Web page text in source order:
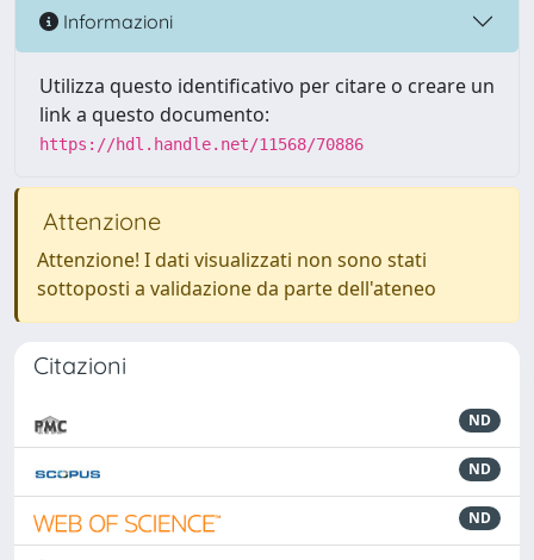
Informazioni
Utilizza questo identificativo per citare o creare un
link a questo documento:
https://hdl.handle.net/11568/70886
Attenzione
Attenzione! I dati visualizzati non sono stati
sottoposti a validazione da parte dell'ateneo
Citazioni
ND
ND
ND